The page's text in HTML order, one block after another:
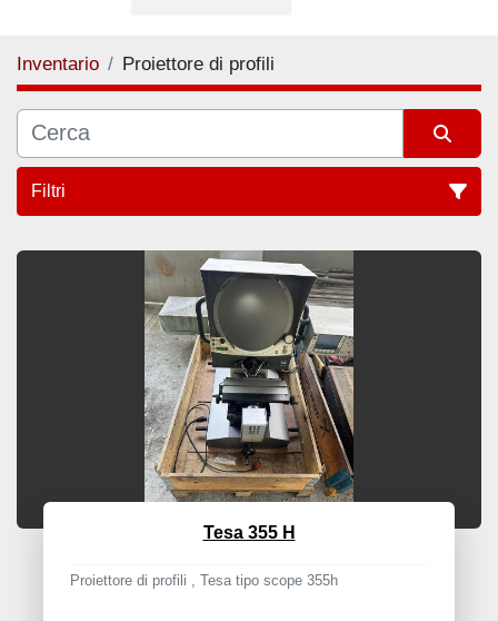
Inventario Proiettore di profili
Filtri
Proiettore di profili (1)
Ordina per
Tesa 355 H
Proiettore di profili , Tesa tipo scope 355h